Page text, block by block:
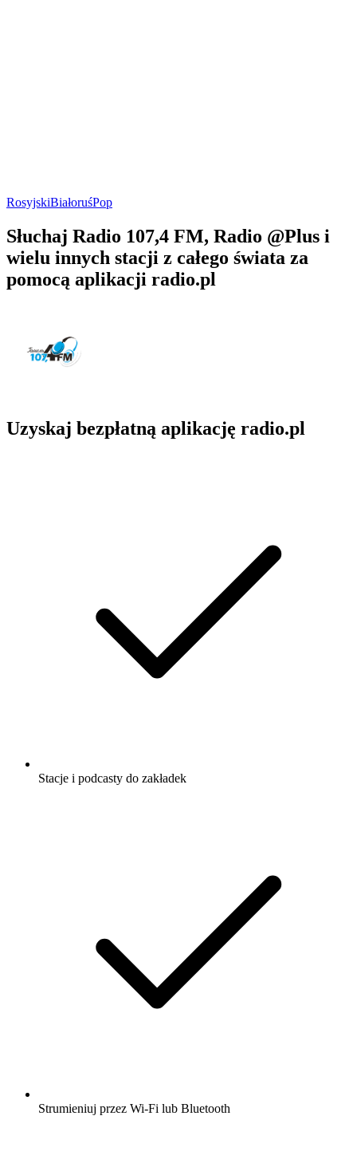
RosyjskiBiałoruśPop
Słuchaj Radio 107,4 FM, Radio @Plus i
wielu innych stacji z całego świata za
pomocą aplikacji radio.pl
Uzyskaj bezpłatną aplikację radio.pl
Stacje i podcasty do zakładek
Strumieniuj przez Wi-Fi lub Bluetooth